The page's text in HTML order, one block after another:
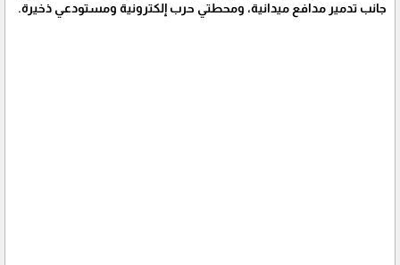
جانب تدمير مدافع ميدانية، ومحطتي حرب إلكترونية ومستودعي ذخيرة.